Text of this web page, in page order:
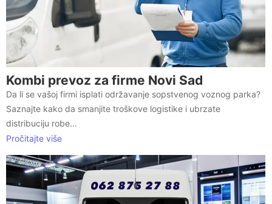
Kombi prevoz za firme Novi Sad
Da li se vašoj firmi isplati održavanje sopstvenog voznog parka?
Saznajte kako da smanjite troškove logistike i ubrzate
distribuciju robe...
Pročitajte više